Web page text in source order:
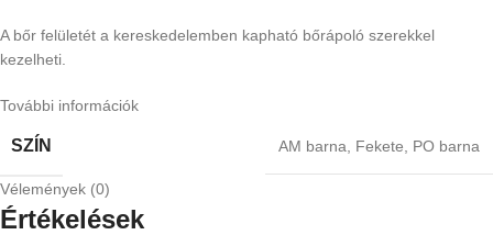
A bőr felületét a kereskedelemben kapható bőrápoló szerekkel
kezelheti.
További információk
SZÍN AM barna Fekete PO barna
Vélemények (0)
Értékelések